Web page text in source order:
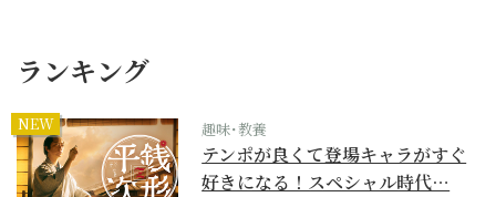
ランキング
NEW 趣味･教養
テンポが良くて登場キャラがすぐ
好きになる！スペシャル時代…